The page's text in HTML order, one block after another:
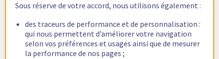
Sous réserve de votre accord, nous utilisons également :
des traceurs de performance et de personnalisation :
qui nous permettent d’améliorer votre navigation
selon vos préférences et usages ainsi que de mesurer
la performance de nos pages ;